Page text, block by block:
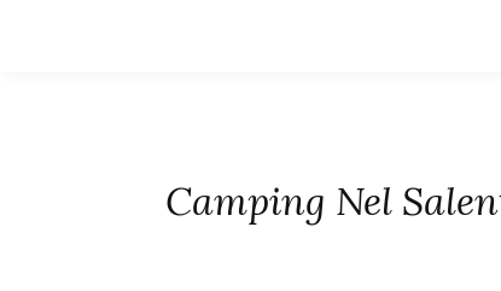
Camping Nel